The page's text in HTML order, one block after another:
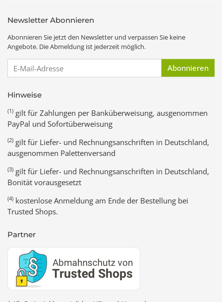
Newsletter Abonnieren
Abonnieren Sie jetzt den Newsletter und verpassen Sie keine
Angebote. Die Abmeldung ist jederzeit möglich.
E-Mail-Adresse Abonnieren
Hinweise
(1) gilt für Zahlungen per Banküberweisung, ausgenommen
PayPal und Sofortüberweisung
(2) gilt für Liefer- und Rechnungsanschriften in Deutschland,
ausgenommen Palettenversand
(3) gilt für Liefer- und Rechnungsanschriften in Deutschland,
Bonität vorausgesetzt
(4) kostenlose Anmeldung am Ende der Bestellung bei
Trusted Shops.
Partner